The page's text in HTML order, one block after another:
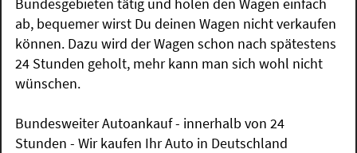
ab, bequemer wirst Du deinen Wagen nicht verkaufen
können. Dazu wird der Wagen schon nach spätestens
24 Stunden geholt, mehr kann man sich wohl nicht
wünschen.
Bundesweiter Autoankauf - innerhalb von 24
Stunden - Wir kaufen Ihr Auto in Deutschland